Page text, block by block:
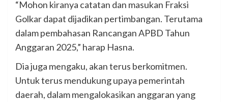
“Mohon kiranya catatan dan masukan Fraksi
Golkar dapat dijadikan pertimbangan. Terutama
dalam pembahasan Rancangan APBD Tahun
Anggaran 2025,” harap Hasna.
Dia juga mengaku, akan terus berkomitmen.
Untuk terus mendukung upaya pemerintah
daerah, dalam mengalokasikan anggaran yang